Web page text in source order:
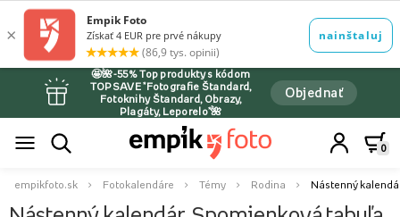
🤩🌺-55% Top produkty s kódom
TOPSAVE *Fotografie Štandard,
Fotoknihy Štandard, Obrazy,
Plagáty, Leporelo*🌺
Objednať
0
empikfoto.sk Fotokalendáre Témy Rodina Nástenný